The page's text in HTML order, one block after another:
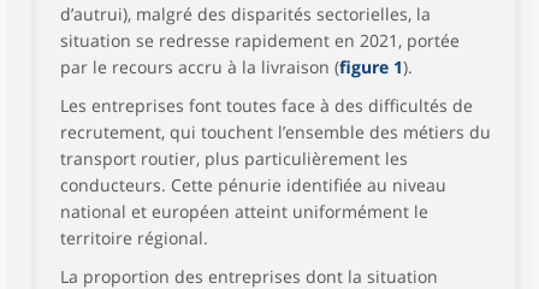
d’autrui), malgré des disparités sectorielles, la
situation se redresse rapidement en 2021, portée
par le recours accru à la livraison (figure 1).
Les entreprises font toutes face à des difficultés de
recrutement, qui touchent l’ensemble des métiers du
transport routier, plus particulièrement les
conducteurs. Cette pénurie identifiée au niveau
national et européen atteint uniformément le
territoire régional.
La proportion des entreprises dont la situation